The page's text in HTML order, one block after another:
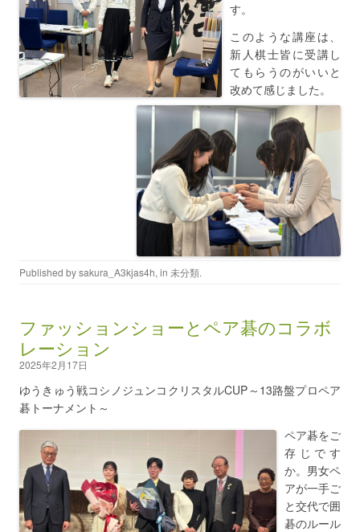
す。
このような講座は、
新人棋士皆に受講し
てもらうのがいいと
改めて感じました。
Published bysakura_A3kjas4h, in 未分類.
ファッションショーとペア碁のコラボ
レーション
2025年2月17日
ゆうきゅう戦コシノジュンコクリスタルCUP～13路盤プロペア
碁トーナメント～
ペア碁をご
存じです
か。男女ペ
アが一手ご
と交代で囲
碁のルール